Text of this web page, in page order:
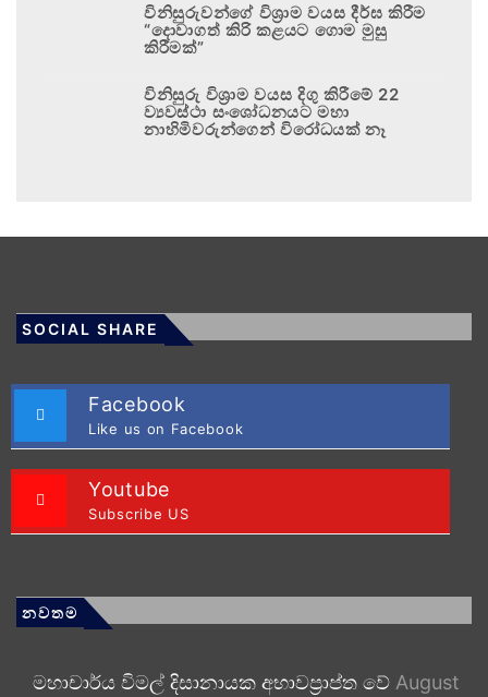
විනිසුරුවන්ගේ විශ්‍රාම වයස දීර්ඝ කිරීම
“දොවාගත් කිරි කළයට ගොම මුසු
කිරීමක්”
විනිසුරු විශ්‍රාම වයස දිගු කිරීමේ 22
ව්‍යවස්ථා සංශෝධනයට මහා
නාහිමිවරුන්ගෙන් විරෝධයක් නෑ
SOCIAL SHARE
Facebook
Like us on Facebook
Youtube
Subscribe US
නවතම
මහාචාර්ය විමල් දිසානායක අභාවප්‍රාප්ත වේ August